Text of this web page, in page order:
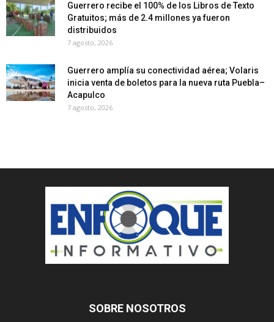
Guerrero recibe el 100% de los Libros de Texto
Gratuitos; más de 2.4 millones ya fueron
distribuidos
7 agosto, 2026
Guerrero amplía su conectividad aérea; Volaris
inicia venta de boletos para la nueva ruta Puebla–
Acapulco
7 agosto, 2026
SOBRE NOSOTROS